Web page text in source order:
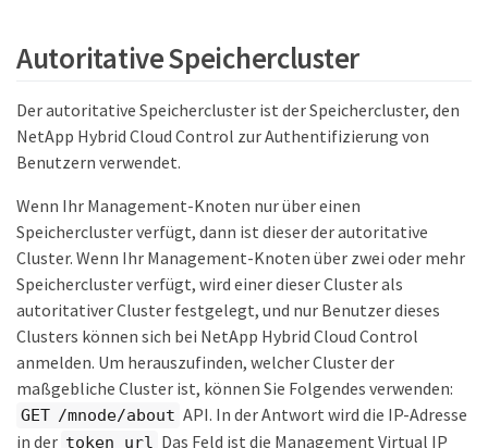
Autoritative Speichercluster
Der autoritative Speichercluster ist der Speichercluster, den
NetApp Hybrid Cloud Control zur Authentifizierung von
Benutzern verwendet.
Wenn Ihr Management-Knoten nur über einen
Speichercluster verfügt, dann ist dieser der autoritative
Cluster. Wenn Ihr Management-Knoten über zwei oder mehr
Speichercluster verfügt, wird einer dieser Cluster als
autoritativer Cluster festgelegt, und nur Benutzer dieses
Clusters können sich bei NetApp Hybrid Cloud Control
anmelden. Um herauszufinden, welcher Cluster der
maßgebliche Cluster ist, können Sie Folgendes verwenden:
GET /mnode/about API. In der Antwort wird die IP-Adresse
in der token_url Das Feld ist die Management Virtual IP